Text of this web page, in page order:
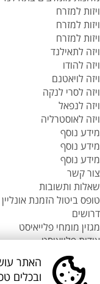
ויזות למזרח
ויזות למזרח
ויזות למזרח
ויזה לתאילנד
ויזה להודו
ויזה לויאטנם
ויזה לסרי לנקה
ויזה לנפאל
ויזה לאוסטרליה
מידע נוסף
מידע נוסף
מידע נוסף
צור קשר
שאלות ותשובות
טופס ביטול הזמנת אונליין
דרושים
מגזין מומחי פלייאיסט
אודות פלייאיסט
סניפי flyeast בעולם
סניפי flyeast בעולם
ובכלים